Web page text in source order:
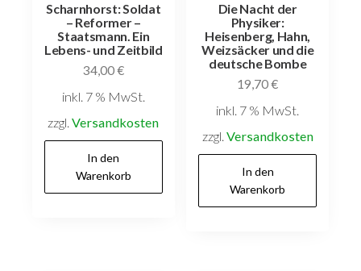
Scharnhorst: Soldat
– Reformer –
Staatsmann. Ein
Lebens- und Zeitbild
34,00€
inkl. 7 % MwSt.
zzgl.Versandkosten
In den
Warenkorb
Die Nacht der
Physiker:
Heisenberg, Hahn,
Weizsäcker und die
deutsche Bombe
19,70€
inkl. 7 % MwSt.
zzgl. Versandkosten
In den
Warenkorb